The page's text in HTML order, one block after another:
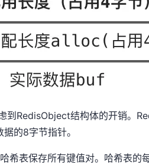
到RedisObject结构体的开销。
的8字节指针。
希表保存所有键值对。哈希表的